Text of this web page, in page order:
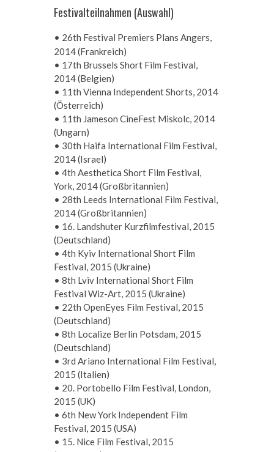
Festivalteilnahmen (Auswahl)
• 26th Festival Premiers Plans Angers,
2014 (Frankreich)
• 17th Brussels Short Film Festival,
2014 (Belgien)
• 11th Vienna Independent Shorts, 2014
(Österreich)
• 11th Jameson CineFest Miskolc, 2014
(Ungarn)
• 30th Haifa International Film Festival,
2014 (Israel)
• 4th Aesthetica Short Film Festival,
York, 2014 (Großbritannien)
• 28th Leeds International Film Festival,
2014 (Großbritannien)
• 16. Landshuter Kurzfilmfestival, 2015
(Deutschland)
• 4th Kyiv International Short Film
Festival, 2015 (Ukraine)
• 8th Lviv International Short Film
Festival Wiz-Art, 2015 (Ukraine)
• 22th OpenEyes Film Festival, 2015
(Deutschland)
• 8th Localize Berlin Potsdam, 2015
(Deutschland)
• 3rd Ariano International Film Festival,
2015 (Italien)
• 20. Portobello Film Festival, London,
2015 (UK)
• 6th New York Independent Film
Festival, 2015 (USA)
• 15. Nice Film Festival, 2015